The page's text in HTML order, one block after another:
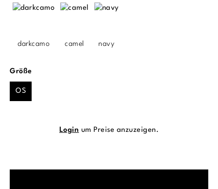
darkcamo camel navy
Größeauswählen
OS
Login um Preise anzuzeigen.